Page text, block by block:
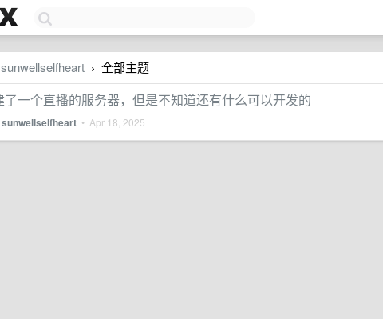
sunwellselfheart › 全部主题
了一个直播的服务器，但是不知道还有什么可以开发的
sunwellselfheart • Apr 18, 2025